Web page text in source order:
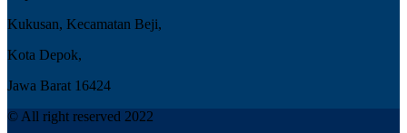
Kukusan, Kecamatan Beji,
Kota Depok,
Jawa Barat 16424
© All right reserved 2022